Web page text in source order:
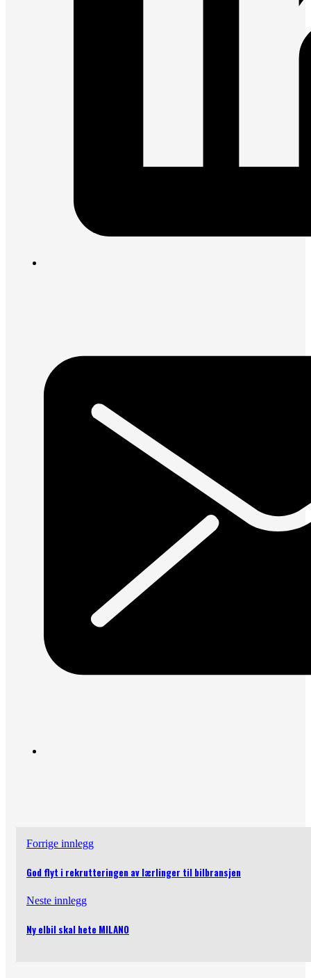
Forrige innlegg
God flyt i rekrutteringen av lærlinger til bilbransjen
Neste innlegg
Ny elbil skal hete MILANO